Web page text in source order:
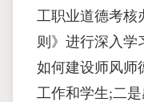
工职业道德考核
则》进行深入学
如何建设师风师
工作和学生;二